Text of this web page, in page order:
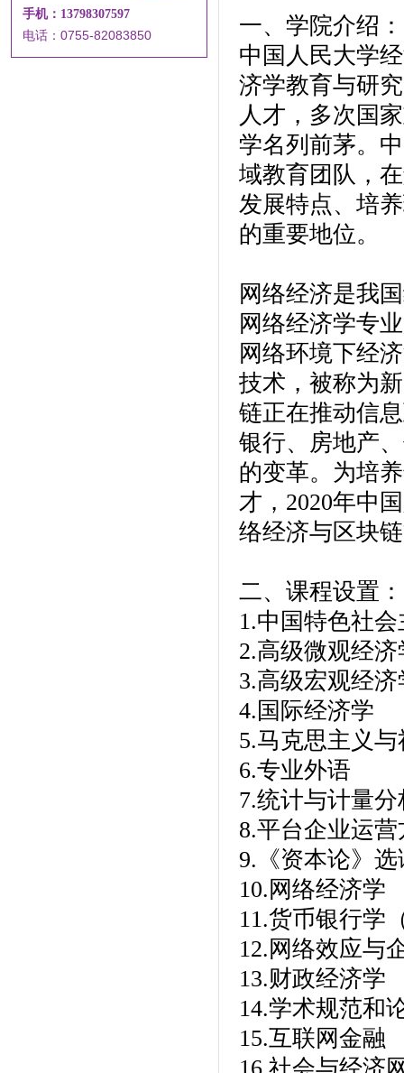
手机：13798307597
电话：0755-82083850
一、学院介绍：
中国人民大学
济学教育与研
人才，多次国
学名列前茅。
域教育团队，
发展特点、培
的重要地位。
网络经济是我
网络经济学专
网络环境下经
技术，被称为
链正在推动信
银行、房地产
的变革。为培
才，2020年中
络经济与区块
二、课程设置
1.中国特色社
2.高级微观经济
3.高级宏观经济
4.国际经济学
5.马克思主义
6.专业外语
7.统计与计量分
8.平台企业运营
9.《资本论》选
10.网络经济学
11.货币银行学
12.网络效应与
13.财政经济学
14.学术规范和
15.互联网金融